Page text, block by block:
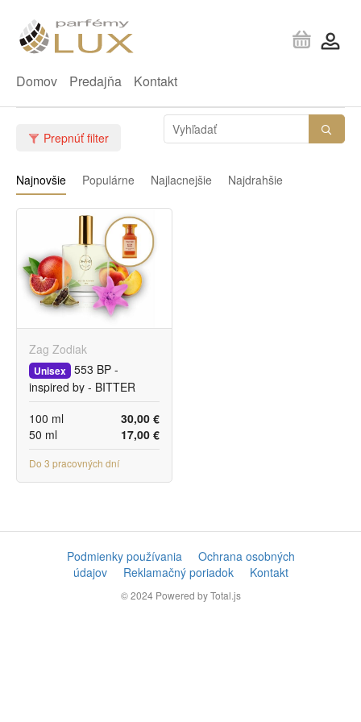
Domov Predajňa Kontakt
Prepnúť filter
Najnovšie Populárne Najlacnejšie Najdrahšie
Zag Zodiak
Unisex 553 BP -
inspired by - BITTER
PEACH
30,00 €
100 ml
17,00 €
50 ml
Do 3 pracovných dní
Podmienky používania
Ochrana osobných
údajov
Reklamačný poriadok Kontakt
© 2024 Powered by Total.js